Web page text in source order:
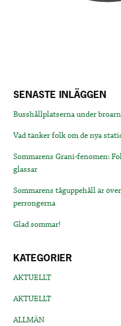
SENASTE INLÄGGEN
Busshållplatserna under
Vad tänker folk om de nya
Sommarens Grani-fenomen:
glassar
Sommarens tåguppehåll är
perrongerna
Glad sommar!
KATEGORIER
AKTUELLT
AKTUELLT
ALLMÄN